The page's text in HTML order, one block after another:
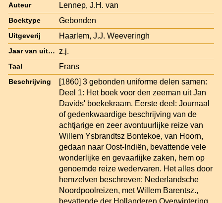
Auteur Lennep, J.H. van
Boektype Gebonden
Uitgeverij Haarlem, J.J. Weeveringh
Jaar van uitgave z.j.
Taal Frans
Beschrijving
[1860] 3 gebonden uniforme delen samen:
Deel 1: Het boek voor den zeeman uit Jan
Davids' boekekraam. Eerste deel: Journaal
of gedenkwaardige beschrijving van de
achtjarige en zeer avontuurlijke reize van
Willem Ysbrandtsz Bontekoe, van Hoorn,
gedaan naar Oost-Indiën, bevattende vele
wonderlijke en gevaarlijke zaken, hem op
genoemde reize wedervaren. Het alles door
hemzelven beschreven; Nederlandsche
Noordpoolreizen, met Willem Barentsz.,
bevattende der Hollanderen Overwintering